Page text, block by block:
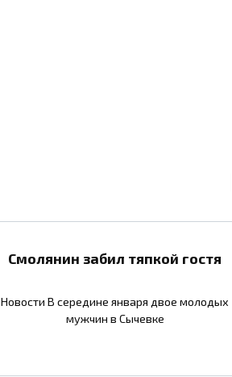
Смолянин забил тяпкой гостя
Новости В середине января двое молодых
мужчин в Сычевке